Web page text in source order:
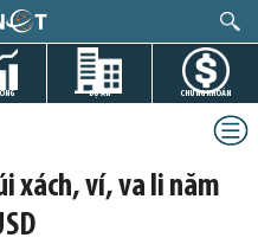
DỰ ÁN CHỨNG KHOÁN
xách, ví, va li năm